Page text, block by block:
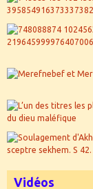
Vidéos